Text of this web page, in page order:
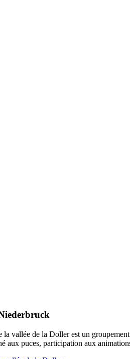
vallée de la Doller est un
aux puces, participation aux